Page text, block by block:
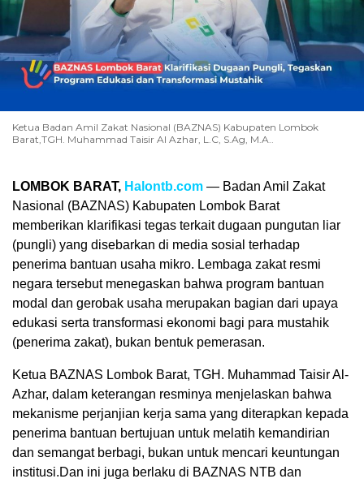
Ketua Badan Amil Zakat Nasional (BAZNAS) Kabupaten Lombok
Barat,TGH. Muhammad Taisir Al Azhar, L.C, S.Ag, M.A..
LOMBOK BARAT, Halontb.com — Badan Amil Zakat
Nasional (BAZNAS) Kabupaten Lombok Barat
memberikan klarifikasi tegas terkait dugaan pungutan liar
(pungli) yang disebarkan di media sosial terhadap
penerima bantuan usaha mikro. Lembaga zakat resmi
negara tersebut menegaskan bahwa program bantuan
modal dan gerobak usaha merupakan bagian dari upaya
edukasi serta transformasi ekonomi bagi para mustahik
(penerima zakat), bukan bentuk pemerasan.
Ketua BAZNAS Lombok Barat, TGH. Muhammad Taisir Al-
Azhar, dalam keterangan resminya menjelaskan bahwa
mekanisme perjanjian kerja sama yang diterapkan kepada
penerima bantuan bertujuan untuk melatih kemandirian
dan semangat berbagi, bukan untuk mencari keuntungan
institusi.Dan ini juga berlaku di BAZNAS NTB dan